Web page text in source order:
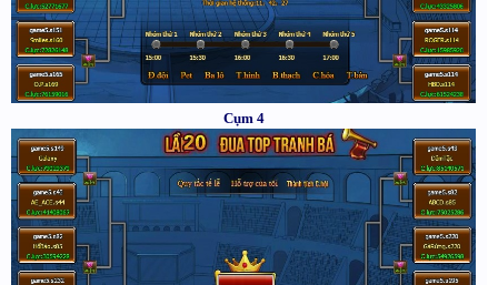
Cụm 4